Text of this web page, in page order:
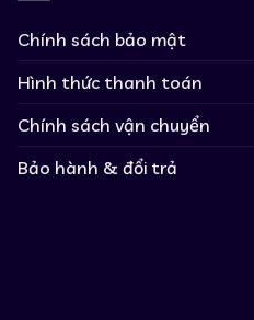
Chính sách bảo mật
Hình thức thanh toán
Chính sách vận chuyển
Bảo hành & đổi trả